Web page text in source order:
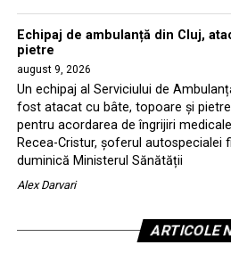
Echipaj de ambulanță din Cluj,
pietre
august 9, 2026
Un echipaj al Serviciului de
fost atacat cu bâte, topoare și
pentru acordarea de îngrijiri
Recea-Cristur, șoferul autospecialei
duminică Ministerul Sănătății
Alex Darvari
ARTICOLE